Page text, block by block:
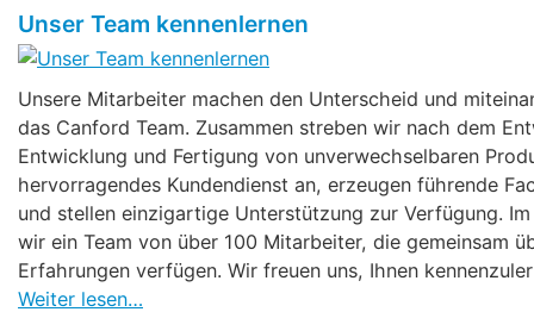
Unser Team kennenlernen
Unsere Mitarbeiter machen den Unterscheid und
das Canford Team. Zusammen streben wir nach dem
Entwicklung und Fertigung von unverwechselbaren
hervorragendes Kundendienst an, erzeugen führende
und stellen einzigartige Unterstützung zur Verfügung.
wir ein Team von über 100 Mitarbeiter, die gemeinsam
Erfahrungen verfügen. Wir freuen uns, Ihnen
Weiter lesen…